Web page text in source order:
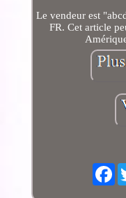
Le vendeur est
FR. Cet article